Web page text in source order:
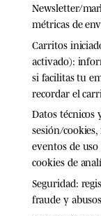
Newsletter/
métricas de
Carritos
activado):
si facilitas tu
recordar el
Datos técnicos
sesión/cookies,
eventos de
cookies de
Seguridad:
fraude y abusos.